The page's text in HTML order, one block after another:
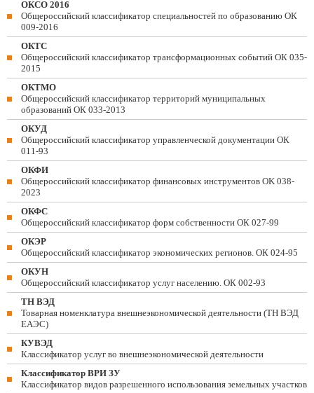
ОКСО 2016
Общероссийский классификатор специальностей по образованию ОК
009-2016
ОКТС
Общероссийский классификатор трансформационных событий ОК 035-
2015
ОКТМО
Общероссийский классификатор территорий муниципальных
образований ОК 033-2013
ОКУД
Общероссийский классификатор управленческой документации ОК
011-93
ОКФИ
Общероссийский классификатор финансовых инструментов OK 038-
2023
ОКФС
Общероссийский классификатор форм собственности ОК 027-99
ОКЭР
Общероссийский классификатор экономических регионов. ОК 024-95
ОКУН
Общероссийский классификатор услуг населению. ОК 002-93
ТН ВЭД
Товарная номенклатура внешнеэкономической деятельности (ТН ВЭД
ЕАЭС)
КУВЭД
Классификатор услуг во внешнеэкономической деятельности
Классификатор ВРИ ЗУ
Классификатор видов разрешенного использования земельных участков